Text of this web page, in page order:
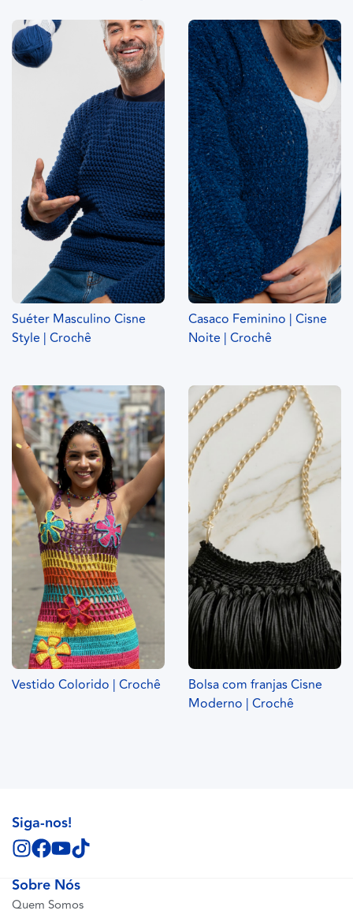
Suéter Masculino Cisne
Style | Crochê
Casaco Feminino | Cisne
Noite | Crochê
Vestido Colorido | Crochê
Bolsa com franjas Cisne
Moderno | Crochê
Sobre Nós
Quem Somos
Siga-nos!